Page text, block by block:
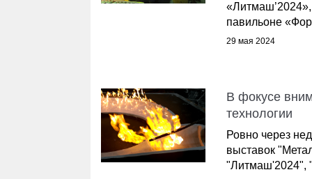
павильоне
29 мая 2024
В фокусе
технологии
Ровно через
выставок
"Литмаш'2024",